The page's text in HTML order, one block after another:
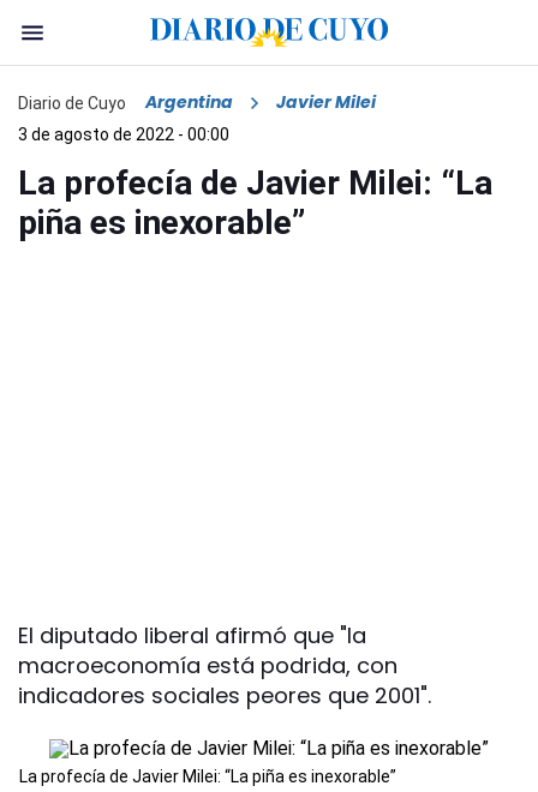
Diario de Cuyo Argentina Javier Milei
3 de agosto de 2022 - 00:00
La profecía de Javier Milei: “La
piña es inexorable”
El diputado liberal afirmó que "la
macroeconomía está podrida, con
indicadores sociales peores que 2001".
La profecía de Javier Milei: “La piña es inexorable”